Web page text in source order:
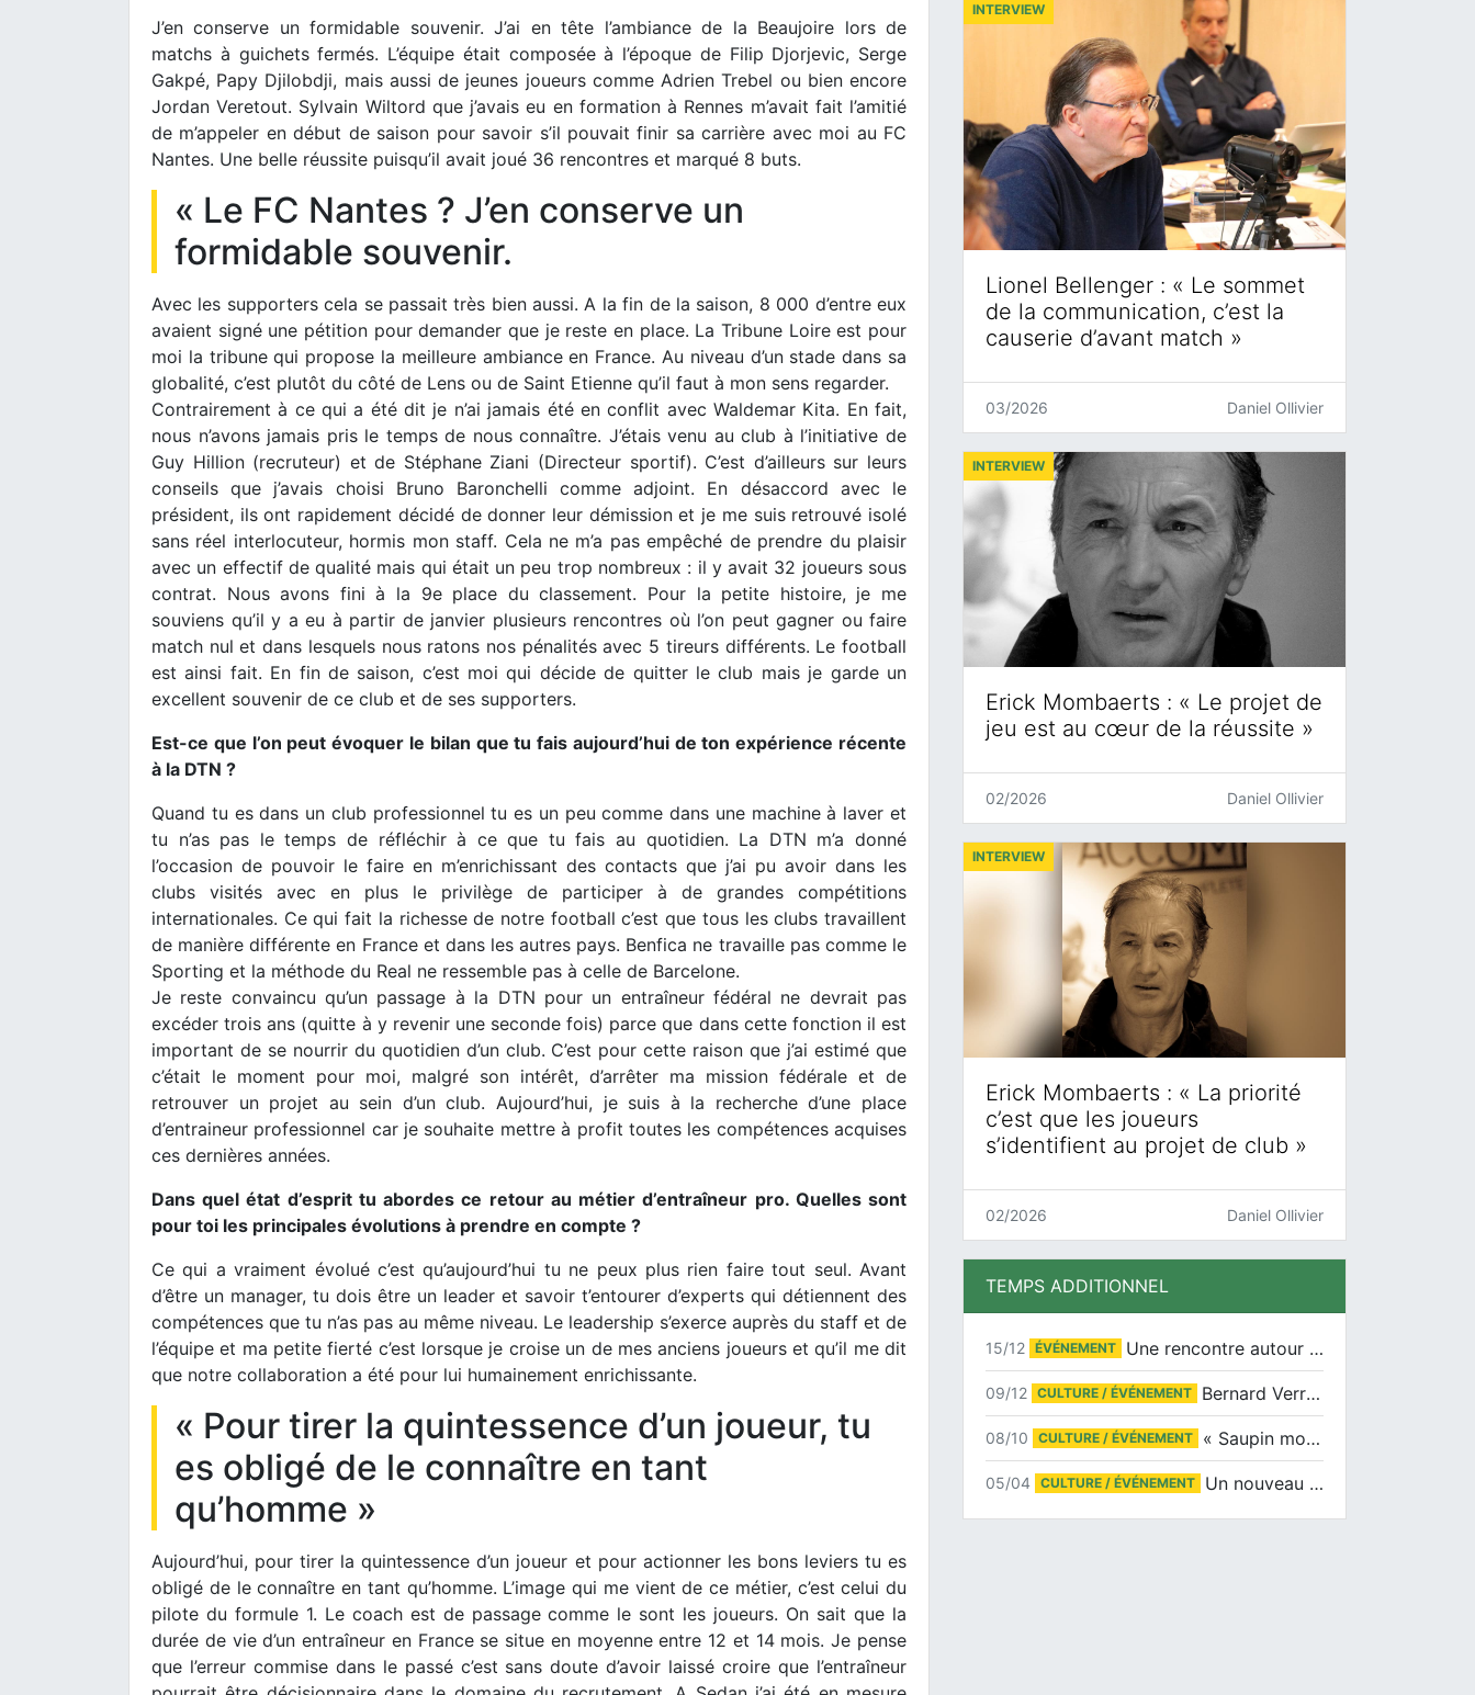
J’en conserve un formidable souvenir. J’ai en tête l’ambiance de la Beaujoire lors de
matchs à guichets fermés. L’équipe était composée à l’époque de Filip Djorjevic, Serge
Gakpé, Papy Djilobdji, mais aussi de jeunes joueurs comme Adrien Trebel ou bien encore
Jordan Veretout. Sylvain Wiltord que j’avais eu en formation à Rennes m’avait fait l’amitié
de m’appeler en début de saison pour savoir s’il pouvait finir sa carrière avec moi au FC
Nantes. Une belle réussite puisqu’il avait joué 36 rencontres et marqué 8 buts.
« Le FC Nantes ? J’en conserve un
formidable souvenir.
Avec les supporters cela se passait très bien aussi. A la fin de la saison, 8 000 d’entre eux
avaient signé une pétition pour demander que je reste en place. La Tribune Loire est pour
moi la tribune qui propose la meilleure ambiance en France. Au niveau d’un stade dans sa
globalité, c’est plutôt du côté de Lens ou de Saint Etienne qu’il faut à mon sens regarder.
Contrairement à ce qui a été dit je n’ai jamais été en conflit avec Waldemar Kita. En fait,
nous n’avons jamais pris le temps de nous connaître. J’étais venu au club à l’initiative de
Guy Hillion (recruteur) et de Stéphane Ziani (Directeur sportif). C’est d’ailleurs sur leurs
conseils que j’avais choisi Bruno Baronchelli comme adjoint. En désaccord avec le
président, ils ont rapidement décidé de donner leur démission et je me suis retrouvé isolé
sans réel interlocuteur, hormis mon staff. Cela ne m’a pas empêché de prendre du plaisir
avec un effectif de qualité mais qui était un peu trop nombreux : il y avait 32 joueurs sous
contrat. Nous avons fini à la 9e place du classement. Pour la petite histoire, je me
souviens qu’il y a eu à partir de janvier plusieurs rencontres où l’on peut gagner ou faire
match nul et dans lesquels nous ratons nos pénalités avec 5 tireurs différents. Le football
est ainsi fait. En fin de saison, c’est moi qui décide de quitter le club mais je garde un
excellent souvenir de ce club et de ses supporters.
Est-ce que l’on peut évoquer le bilan que tu fais aujourd’hui de ton expérience récente
à la DTN ?
Quand tu es dans un club professionnel tu es un peu comme dans une machine à laver et
tu n’as pas le temps de réfléchir à ce que tu fais au quotidien. La DTN m’a donné
l’occasion de pouvoir le faire en m’enrichissant des contacts que j’ai pu avoir dans les
clubs visités avec en plus le privilège de participer à de grandes compétitions
internationales. Ce qui fait la richesse de notre football c’est que tous les clubs travaillent
de manière différente en France et dans les autres pays. Benfica ne travaille pas comme le
Sporting et la méthode du Real ne ressemble pas à celle de Barcelone.
Je reste convaincu qu’un passage à la DTN pour un entraîneur fédéral ne devrait pas
excéder trois ans (quitte à y revenir une seconde fois) parce que dans cette fonction il est
important de se nourrir du quotidien d’un club. C’est pour cette raison que j’ai estimé que
c’était le moment pour moi, malgré son intérêt, d’arrêter ma mission fédérale et de
retrouver un projet au sein d’un club. Aujourd’hui, je suis à la recherche d’une place
d’entraineur professionnel car je souhaite mettre à profit toutes les compétences acquises
ces dernières années.
Dans quel état d’esprit tu abordes ce retour au métier d’entraîneur pro. Quelles sont
pour toi les principales évolutions à prendre en compte ?
Ce qui a vraiment évolué c’est qu’aujourd’hui tu ne peux plus rien faire tout seul. Avant
d’être un manager, tu dois être un leader et savoir t’entourer d’experts qui détiennent des
compétences que tu n’as pas au même niveau. Le leadership s’exerce auprès du staff et de
l’équipe et ma petite fierté c’est lorsque je croise un de mes anciens joueurs et qu’il me dit
que notre collaboration a été pour lui humainement enrichissante.
« Pour tirer la quintessence d’un joueur, tu
es obligé de le connaître en tant
qu’homme »
Aujourd’hui, pour tirer la quintessence d’un joueur et pour actionner les bons leviers tu es
obligé de le connaître en tant qu’homme. L’image qui me vient de ce métier, c’est celui du
pilote du formule 1. Le coach est de passage comme le sont les joueurs. On sait que la
durée de vie d’un entraîneur en France se situe en moyenne entre 12 et 14 mois. Je pense
que l’erreur commise dans le passé c’est sans doute d’avoir laissé croire que l’entraîneur
Lionel Bellenger : « Le sommet
de la communication, c’est la
causerie d’avant match »
INTERVIEW
03/2026 Daniel Ollivier
Erick Mombaerts : « Le projet de
jeu est au cœur de la réussite »
INTERVIEW
02/2026 Daniel Ollivier
Erick Mombaerts : « La priorité
c’est que les joueurs
s’identifient au projet de club »
INTERVIEW
02/2026 Daniel Ollivier
TEMPS ADDITIONNEL
15/12 ÉVÉNEMENT Une rencontre autour de Jean-Claude Suaudeau
09/12 CULTURE / ÉVÉNEMENT Bernard Verret en dédicaces le samedi 13 décembre à l’Espace Culturel Atlantis
08/10 CULTURE / ÉVÉNEMENT « Saupin mon amour » au salon du livre de Trentemoult
05/04 CULTURE / ÉVÉNEMENT Un nouveau tirage pour le Docu-BD